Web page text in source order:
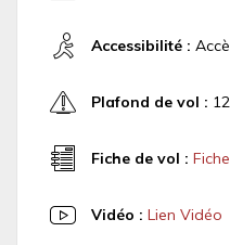
Accessibilité :
Plafond de vol :
Fiche de vol :
Vidéo : Lien Vidéo